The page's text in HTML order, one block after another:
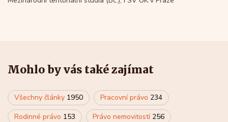
Mohlo by vás také zajímat
Všechny články 1950 Pracovní právo 234
Rodinné právo 153 Právo nemovitostí 256